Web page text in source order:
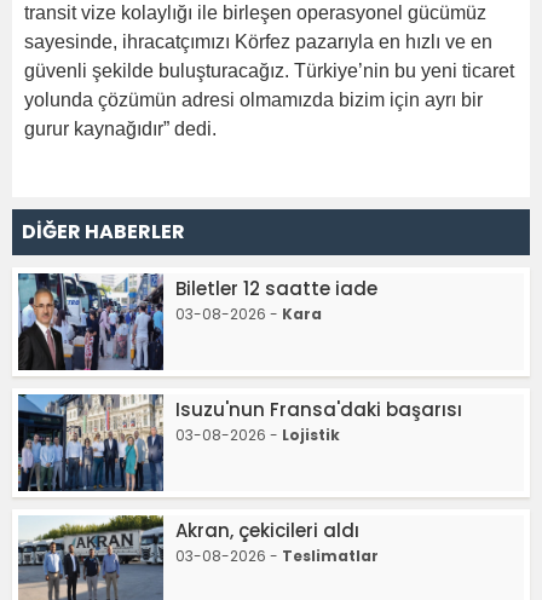
transit vize kolaylığı ile birleşen operasyonel gücümüz
sayesinde, ihracatçımızı Körfez pazarıyla en hızlı ve en
güvenli şekilde buluşturacağız. Türkiye’nin bu yeni ticaret
yolunda çözümün adresi olmamızda bizim için ayrı bir
gurur kaynağıdır” dedi.
DİĞER HABERLER
Biletler 12 saatte iade
03-08-2026 - Kara
Isuzu'nun Fransa'daki başarısı
03-08-2026 - Lojistik
Akran, çekicileri aldı
03-08-2026 - Teslimatlar